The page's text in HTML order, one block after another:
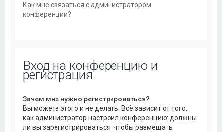
Как мне связаться с администратором
конференции?
Вход на конференцию и
регистрация
Зачем мне нужно регистрироваться?
Вы можете этого и не делать. Всё зависит от того,
как администратор настроил конференцию: должны
ли вы зарегистрироваться, чтобы размещать